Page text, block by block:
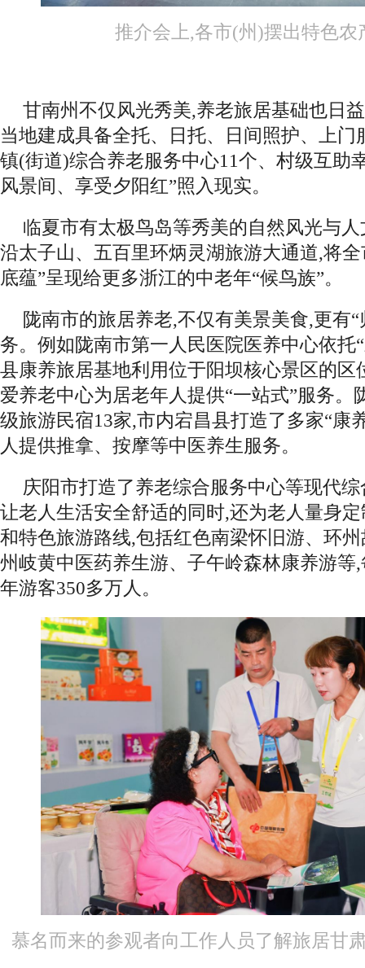
推介会上,各市(州)摆出特色农
甘南州不仅风光秀美,养老旅居基础也日
当地建成具备全托、日托、日间照护、上门
镇(街道)综合养老服务中心11个、村级互助
风景间、享受夕阳红”照入现实。
临夏市有太极鸟岛等秀美的自然风光与
沿太子山、五百里环炳灵湖旅游大通道,将全
底蕴”呈现给更多浙江的中老年“候鸟族”。
陇南市的旅居养老,不仅有美景美食,更有
务。例如陇南市第一人民医院医养中心依托
县康养旅居基地利用位于阳坝核心景区的区
爱养老中心为居老年人提供“一站式”服务。
级旅游民宿13家,市内宕昌县打造了多家“康
人提供推拿、按摩等中医养生服务。
庆阳市打造了养老综合服务中心等现代
让老人生活安全舒适的同时,还为老人量身
和特色旅游路线,包括红色南梁怀旧游、环
州岐黄中医药养生游、子午岭森林康养游等
年游客350多万人。
慕名而来的参观者向工作人员了解旅居甘